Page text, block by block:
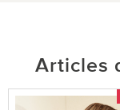
Articles